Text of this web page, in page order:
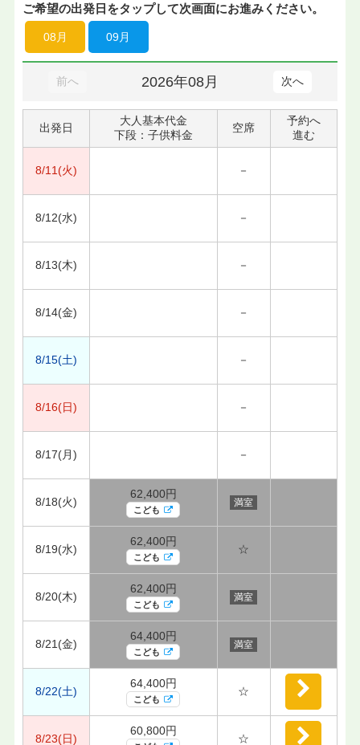
ご希望の出発日をタップして次画面にお進みください。
08月 09月
前へ 2026年08月 次へ
出発日
大人基本代金
下段：子供料金
空席
予約へ
進む
8/11(火) －
8/12(水) －
8/13(木) －
8/14(金) －
8/15(土) －
8/16(日) －
8/17(月) －
8/18(火)
62,400円
こども
満室
8/19(水)
62,400円
こども
☆
8/20(木)
62,400円
こども
満室
8/21(金)
64,400円
こども
満室
8/22(土)
64,400円
こども
☆
8/23(日)
60,800円
☆